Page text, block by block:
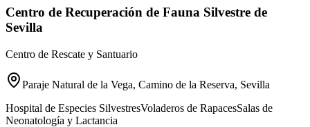
Centro de Recuperación de Fauna Silvestre de
Sevilla
Centro de Rescate y Santuario
Paraje Natural de la Vega, Camino de la Reserva, Sevilla
Hospital de Especies SilvestresVoladeros de RapacesSalas de
Neonatología y Lactancia